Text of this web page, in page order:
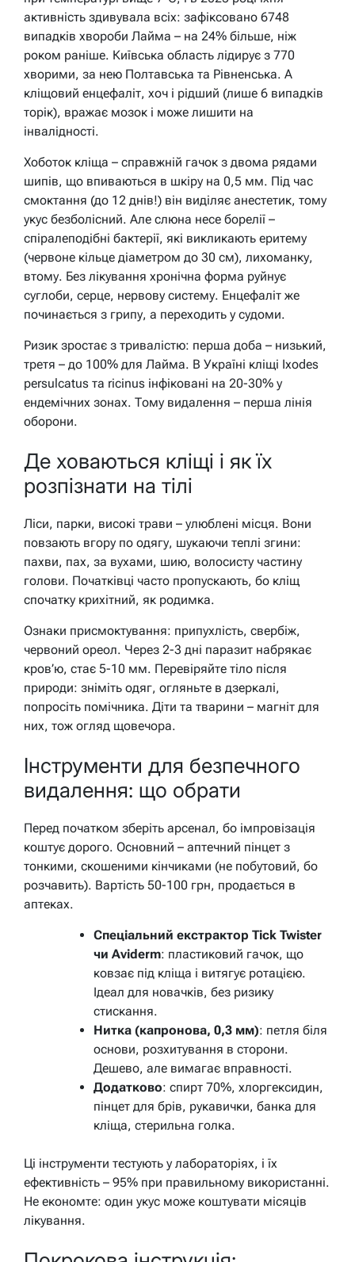
активність здивувала всіх: зафіксовано 6748
випадків хвороби Лайма – на 24% більше, ніж
роком раніше. Київська область лідирує з 770
хворими, за нею Полтавська та Рівненська. А
кліщовий енцефаліт, хоч і рідший (лише 6 випадків
торік), вражає мозок і може лишити на
інвалідності.
Хоботок кліща – справжній гачок з двома рядами
шипів, що впиваються в шкіру на 0,5 мм. Під час
смоктання (до 12 днів!) він виділяє анестетик, тому
укус безболісний. Але слюна несе борелії –
спіралеподібні бактерії, які викликають еритему
(червоне кільце діаметром до 30 см), лихоманку,
втому. Без лікування хронічна форма руйнує
суглоби, серце, нервову систему. Енцефаліт же
починається з грипу, а переходить у судоми.
Ризик зростає з тривалістю: перша доба – низький,
третя – до 100% для Лайма. В Україні кліщі Ixodes
persulcatus та ricinus інфіковані на 20-30% у
ендемічних зонах. Тому видалення – перша лінія
оборони.
Де ховаються кліщі і як їх
розпізнати на тілі
Ліси, парки, високі трави – улюблені місця. Вони
повзають вгору по одягу, шукаючи теплі згини:
пахви, пах, за вухами, шию, волосисту частину
голови. Початківці часто пропускають, бо кліщ
спочатку крихітний, як родимка.
Ознаки присмоктування: припухлість, свербіж,
червоний ореол. Через 2-3 дні паразит набрякає
кров’ю, стає 5-10 мм. Перевіряйте тіло після
природи: зніміть одяг, огляньте в дзеркалі,
попросіть помічника. Діти та тварини – магніт для
них, тож огляд щовечора.
Інструменти для безпечного
видалення: що обрати
Перед початком зберіть арсенал, бо імпровізація
коштує дорого. Основний – аптечний пінцет з
тонкими, скошеними кінчиками (не побутовий, бо
розчавить). Вартість 50-100 грн, продається в
аптеках.
Спеціальний екстрактор Tick Twister
чи Aviderm: пластиковий гачок, що
ковзає під кліща і витягує ротацією.
Ідеал для новачків, без ризику
стискання.
Нитка (капронова, 0,3 мм): петля біля
основи, розхитування в сторони.
Дешево, але вимагає вправності.
Додатково: спирт 70%, хлоргексидин,
пінцет для брів, рукавички, банка для
кліща, стерильна голка.
Ці інструменти тестують у лабораторіях, і їх
ефективність – 95% при правильному використанні.
Не економте: один укус може коштувати місяців
лікування.